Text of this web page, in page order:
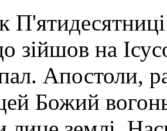
зійшов на
Апостоли,
Божий